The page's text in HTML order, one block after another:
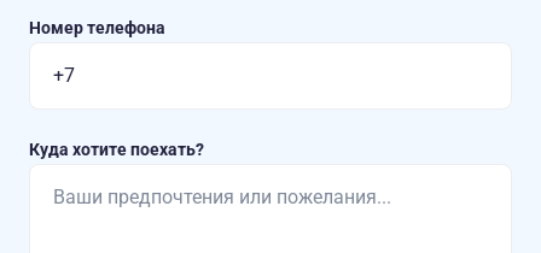
Номер телефона
Куда хотите поехать?